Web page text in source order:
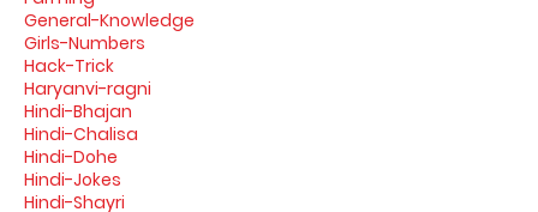
General-Knowledge
Girls-Numbers
Hack-Trick
Haryanvi-ragni
Hindi-Bhajan
Hindi-Chalisa
Hindi-Dohe
Hindi-Jokes
Hindi-Shayri